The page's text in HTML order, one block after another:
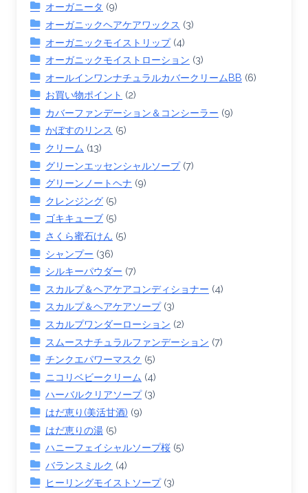
オーガニータ (9)
オーガニックヘアケアワックス (3)
オーガニックモイストリップ(4)
オーガニックモイストローション (3)
オールインワンナチュラルカバークリームBB (6)
お買い物ポイント (2)
カバーファンデーション＆コンシーラー (9)
かぼすのリンス (5)
クリーム (13)
グリーンエッセンシャルソープ(7)
グリーンノートヘナ (9)
クレンジング (5)
ゴキキューブ (5)
さくら蜜石けん (5)
シャンプー (36)
シルキーパウダー (7)
スカルプ＆ヘアケアコンディショナー (4)
スカルプ＆ヘアケアソープ(3)
スカルプワンダーローション (2)
スムースナチュラルファンデーション (7)
チンクエパワーマスク (5)
ニコリベビークリーム (4)
ハーバルクリアソープ(3)
はだ恵り(美活甘酒) (9)
はだ恵りの湯 (5)
ハニーフェイシャルソープ桜 (5)
バランスミルク (4)
ヒーリングモイストソープ(3)